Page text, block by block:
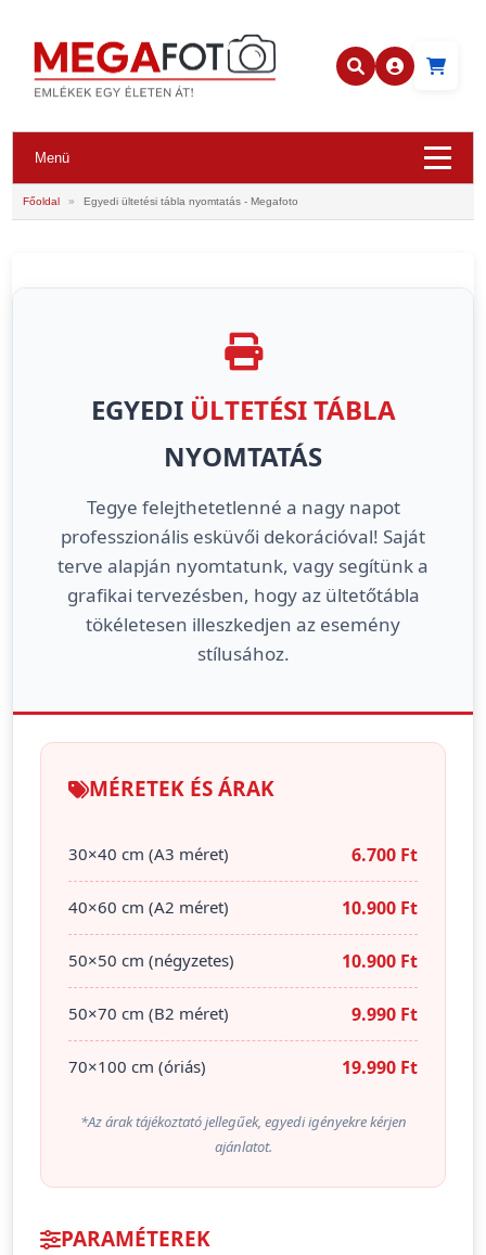
Menü
Főoldal » Egyedi ültetési tábla nyomtatás - Megafoto
EGYEDI ÜLTETÉSI TÁBLA
NYOMTATÁS
Tegye felejthetetlenné a nagy napot
professzionális esküvői dekorációval! Saját
terve alapján nyomtatunk, vagy segítünk a
grafikai tervezésben, hogy az ültetőtábla
tökéletesen illeszkedjen az esemény
stílusához.
MÉRETEK ÉS ÁRAK
30×40 cm (A3 méret) 6.700 Ft
40×60 cm (A2 méret) 10.900 Ft
50×50 cm (négyzetes) 10.900 Ft
50×70 cm (B2 méret) 9.990 Ft
70×100 cm (óriás) 19.990 Ft
*Az árak tájékoztató jellegűek, egyedi igényekre kérjen
ajánlatot.
PARAMÉTEREK